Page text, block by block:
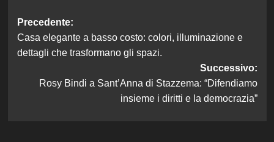
Navigazione
articolo
Precedente:
Casa elegante a basso costo: colori, illuminazione e
dettagli che trasformano gli spazi.
Successivo:
Rosy Bindi a Sant’Anna di Stazzema: “Difendiamo
insieme i diritti e la democrazia”